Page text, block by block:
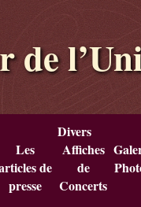
de
Divers
Les
de
presse
Affiches
de
Concerts